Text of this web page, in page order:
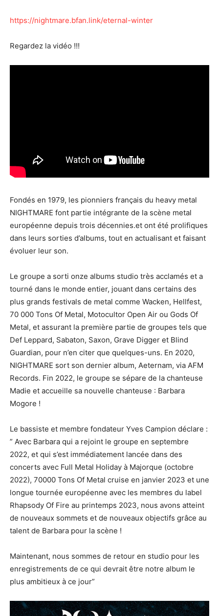
https://nightmare.bfan.link/eternal-winter
Regardez la vidéo !!!
Fondés en 1979, les pionniers français du heavy metal
NIGHTMARE font partie intégrante de la scène metal
européenne depuis trois décennies.et ont été prolifiques
dans leurs sorties d’albums, tout en actualisant et faisant
évoluer leur son.
Le groupe a sorti onze albums studio très acclamés et a
tourné dans le monde entier, jouant dans certains des
plus grands festivals de metal comme Wacken, Hellfest,
70 000 Tons Of Metal, Motocultor Open Air ou Gods Of
Metal, et assurant la première partie de groupes tels que
Def Leppard, Sabaton, Saxon, Grave Digger et Blind
Guardian, pour n’en citer que quelques-uns. En 2020,
NIGHTMARE sort son dernier album, Aeternam, via AFM
Records. Fin 2022, le groupe se sépare de la chanteuse
Madie et accueille sa nouvelle chanteuse : Barbara
Mogore !
Le bassiste et membre fondateur Yves Campion déclare :
” Avec Barbara qui a rejoint le groupe en septembre
2022, et qui s’est immédiatement lancée dans des
concerts avec Full Metal Holiday à Majorque (octobre
2022), 70000 Tons Of Metal cruise en janvier 2023 et une
longue tournée européenne avec les membres du label
Rhapsody Of Fire au printemps 2023, nous avons atteint
de nouveaux sommets et de nouveaux objectifs grâce au
talent de Barbara pour la scène !
Maintenant, nous sommes de retour en studio pour les
enregistrements de ce qui devrait être notre album le
plus ambitieux à ce jour”